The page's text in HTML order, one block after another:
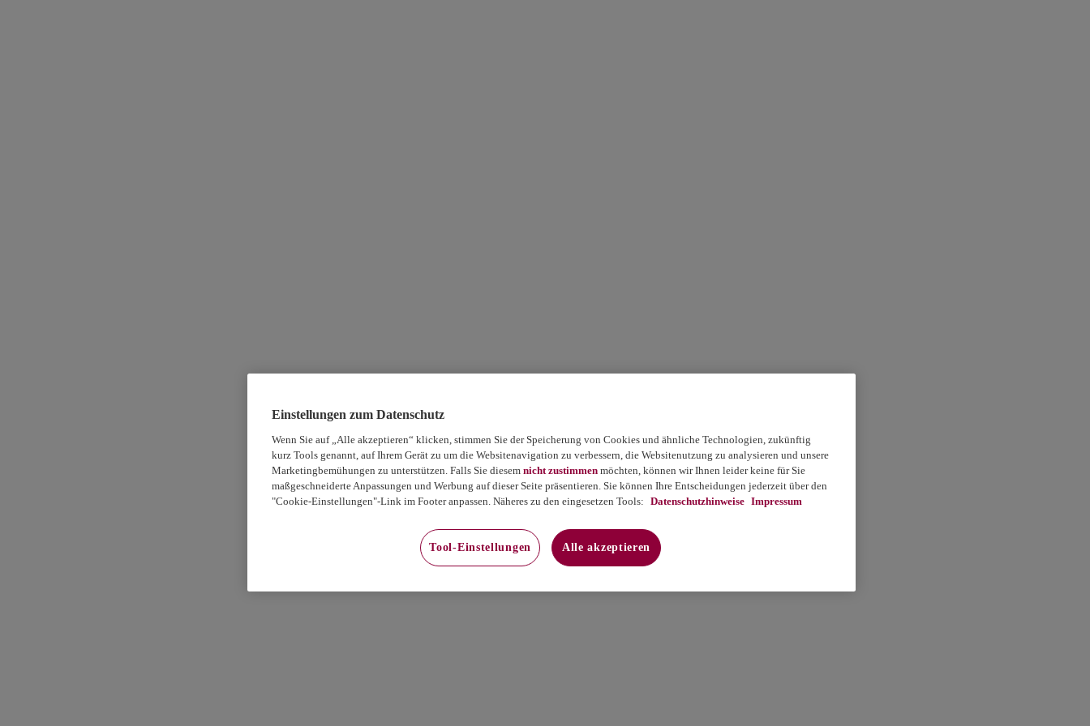
Einstellungen zum Datenschutz
Wenn Sie auf „Alle akzeptieren“ klicken, stimmen Sie der Speicherung von Cookies und ähnliche Technologien, zukünftig
kurz Tools genannt, auf Ihrem Gerät zu um die Websitenavigation zu verbessern, die Websitenutzung zu analysieren und unsere
Marketingbemühungen zu unterstützen. Falls Sie diesem nicht zustimmen möchten, können wir Ihnen leider keine für Sie
maßgeschneiderte Anpassungen und Werbung auf dieser Seite präsentieren. Sie können Ihre Entscheidungen jederzeit über den
"Cookie-Einstellungen"-Link im Footer anpassen. Näheres zu den eingesetzen Tools: Datenschutzhinweise Impressum
Tool-Einstellungen Alle akzeptieren